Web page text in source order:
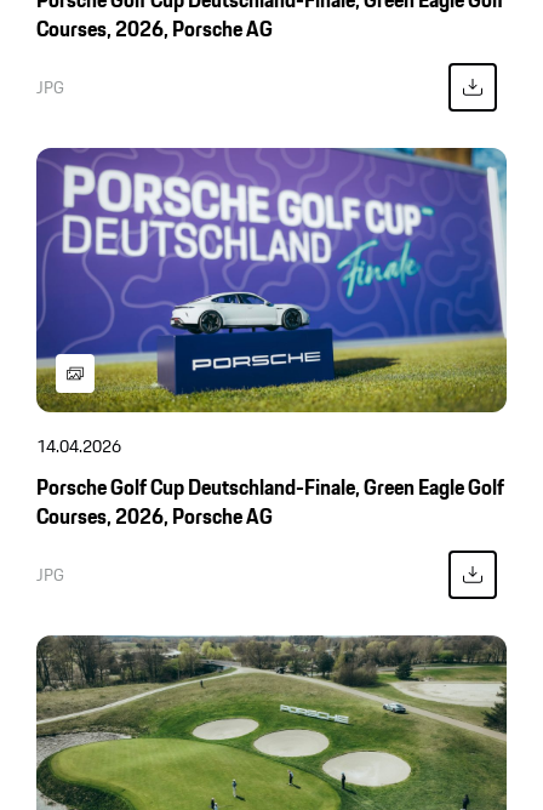
Courses, 2026, Porsche AG
JPG
14.04.2026
Porsche Golf Cup Deutschland-Finale, Green Eagle Golf
Courses, 2026, Porsche AG
JPG